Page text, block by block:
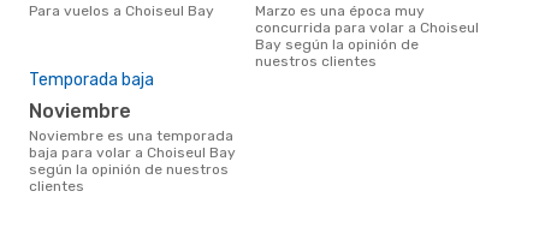
Para vuelos a Choiseul Bay
marzo es una época muy
concurrida para volar a Choiseul
Bay según la opinión de
nuestros clientes
Temporada baja
noviembre
noviembre es una temporada
baja para volar a Choiseul Bay
según la opinión de nuestros
clientes